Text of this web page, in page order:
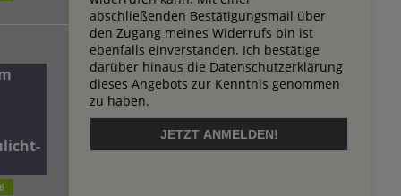
abschließenden Bestätigungsmail über
den Zugang meines Widerrufs bin ist
ebenfalls einverstanden. Ich bestätige
darüber hinaus die Datenschutzerklärung
dieses Angebots zur Kenntnis genommen
zu haben.